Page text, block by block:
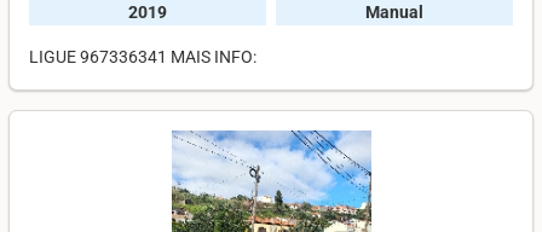
2019
Manual
LIGUE 967336341 MAIS INFO: